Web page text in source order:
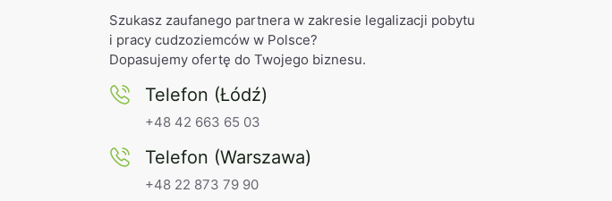
Szukasz zaufanego partnera w zakresie legalizacji pobytu
i pracy cudzoziemców w Polsce?
Dopasujemy ofertę do Twojego biznesu.
Telefon (Łódź)
+48 42 663 65 03
Telefon (Warszawa)
+48 22 873 79 90